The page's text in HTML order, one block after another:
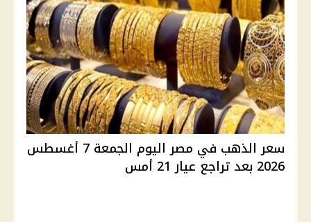
سعر الذهب في مصر اليوم الجمعة 7 أغسطس
2026 بعد تراجع عيار 21 أمس